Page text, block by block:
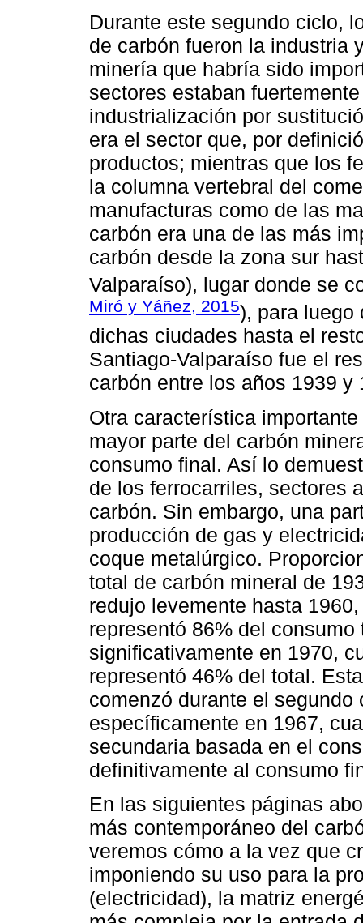
Durante este segundo ciclo,
de carbón fueron la industria
minería que habría sido
sectores estaban
industrialización por
era el sector que, por
productos; mientras que los
la columna vertebral del
manufacturas como de las
carbón era una de las más
carbón desde la zona sur
Valparaíso), lugar donde se
Miró y Yáñez, 2015), para luego
dichas ciudades hasta el
Santiago-Valparaíso fue el
carbón entre los años 1939 y
Otra característica
mayor parte del carbón
consumo final. Así lo
de los ferrocarriles, sectores
carbón. Sin embargo, una
producción de gas y
coque metalúrgico.
total de carbón mineral de
redujo levemente hasta
representó 86% del
significativamente en 1970,
representó 46% del total.
comenzó durante el
específicamente en 1967,
secundaria basada en el
definitivamente al consumo
En las siguientes páginas
más contemporáneo del
veremos cómo a la vez que
imponiendo su uso para la
(electricidad), la matriz